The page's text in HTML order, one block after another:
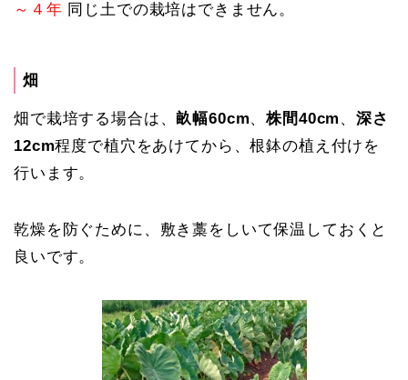
～４年 同じ土での栽培はできません。
畑
畑で栽培する場合は、畝幅60cm、株間40cm 、深さ
12cm程度で植穴をあけてから、根鉢の植え付けを
行います。
乾燥を防ぐために、敷き藁をしいて保温しておくと
良いです。